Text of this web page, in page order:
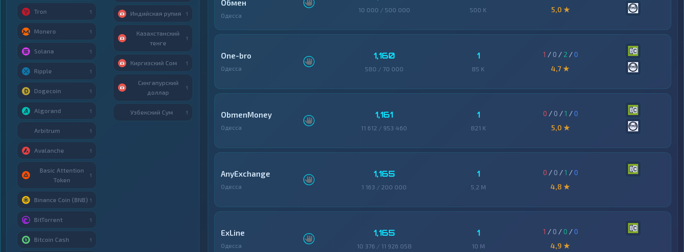
Обмен
Одесса
10 000 / 500 000 500 K
5,0 ★
One-bro
Одесса
1,160
580 / 70 000
1
85 K
1 / 0 / 2 /0
4,7 ★
ObmenMoney
Одесса
1,161
11 612 / 953 460
1
821 K
0 / 0 /1 /0
5,0 ★
AnyExchange
Одесса
1,165
1 163 / 200 000
1
5,2 M
0 / 0 /1 /0
4,8 ★
ExLine
Одесса
1,165
10 376 / 11 926 058
1
10 M
1 / 0 / 0 /0
4,9 ★
Tron 1
Monero 1
Solana 1
Ripple 1
Dogecoin 1
Algorand 1
Arbitrum 1
Avalanche 1
Basic Attention
Token
1
Binance Coin (BNB) 1
BitTorrent 1
Bitcoin Cash 1
Индийская рупия 1
Казахстанский
тенге
1
Киргизский Сом 1
Сингапурский
доллар
1
Узбекский Сум 1